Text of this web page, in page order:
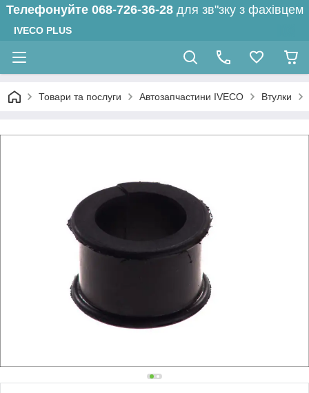
Телефонуйте 068-726-36-28 для зв"зку з фахівцем
IVECO PLUS
Товари та послуги Автозапчастини IVECO Втулки